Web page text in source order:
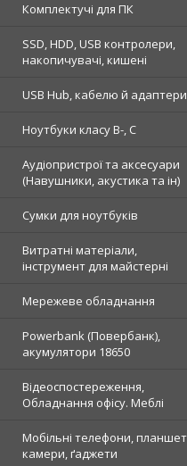
Комплектучі для ПК
SSD, HDD, USB контролери,
накопичувачі, кишені
USB Hub, кабелю й адаптери
Ноутбуки класу B-, C
Аудіопристрої та аксесуари
(Навушники, акустика та ін)
Сумки для ноутбуків
Витратні матеріали,
інструмент для майстерні
Мережеве обладнання
Powerbank (Повербанк),
акумулятори 18650
Відеоспостереження,
Обладнання офісу. Меблі
Мобільні телефони,
камери, ґаджети